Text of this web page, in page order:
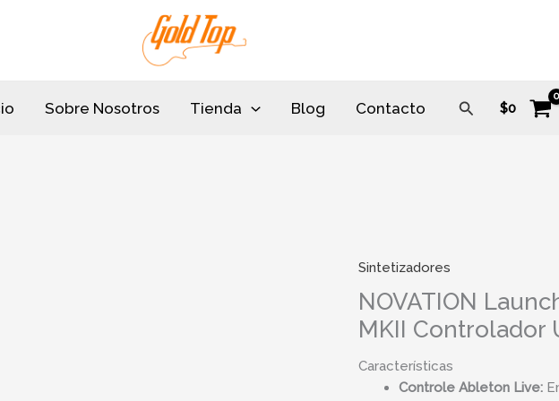
Sobre Nosotros Tienda Blog Contacto Buscar
$0
Sintetizadores
NOVATION
MKII Controlador
Características
Controle Ableton Live: